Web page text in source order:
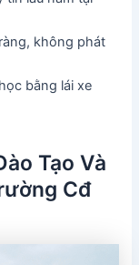
không phát
bằng lái xe
Tạo Và
Cđ